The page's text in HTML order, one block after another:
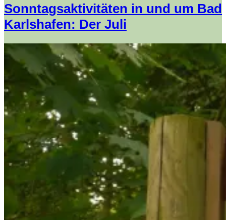
Sonntagsaktivitäten in und um Bad
Karlshafen: Der Juli